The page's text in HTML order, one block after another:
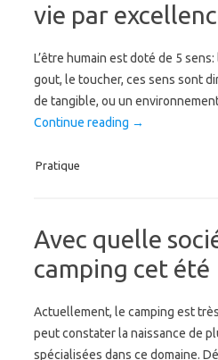
vie par
L’être humain est doté de 5 sens:
gout, le toucher, ces sens sont
de tangible, ou un
Continue reading →
Pratique
Avec quelle
camping cet été
Actuellement, le camping est
peut constater la naissance de
spécialisées dans ce domaine.